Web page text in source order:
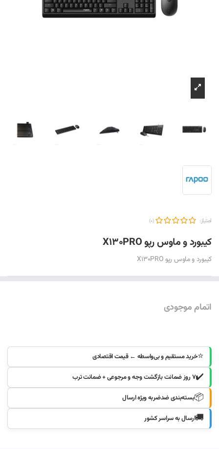
کیبورد و ماوس رپو X130PRO
کیبورد و ماوس رپو X130PRO
امتیاز: (0)
اتمام موجودی
موجود شد خبرم کنید ⭐خرید مستقیم و بی‌واسطه ← قیمت اقتصادی
✔️۷ روز ضمانت بازگشت وجه و مرجوعی + ضمانت ترب
📦بسته‌بندی ضدضربه ویژه ارسال
🚚ارسال به سراسر کشور